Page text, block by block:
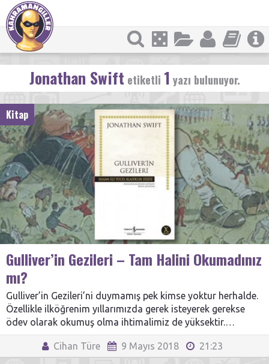
Jonathan Swift etiketli 1 yazı bulunuyor.
Kitap
Gulliver’in Gezileri – Tam Halini Okumadınız
mı?
Gulliver’in Gezileri’ni duymamış pek kimse yoktur herhalde.
Özellikle ilköğrenim yıllarımızda gerek isteyerek gerekse
ödev olarak okumuş olma ihtimalimiz de yüksektir.…
Cihan Türe 9 Mayıs 2018 21:23